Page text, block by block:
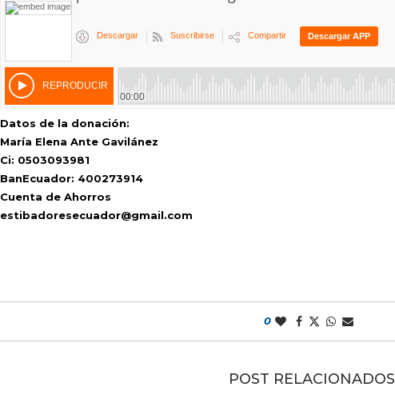
Datos de la donación:
María Elena Ante Gavilánez
Ci: 0503093981
BanEcuador: 400273914
Cuenta de Ahorros
estibadoresecuador@gmail.com
0
POST RELACIONADOS